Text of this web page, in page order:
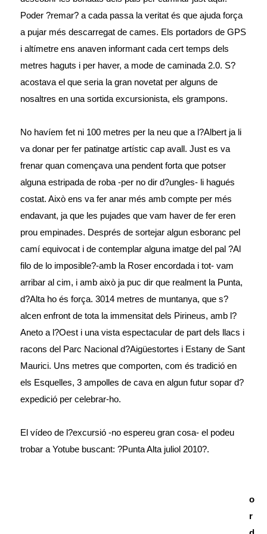
Poder ?remar? a cada passa la veritat és que ajuda força
a pujar més descarregat de cames. Els portadors de GPS
i altímetre ens anaven informant cada cert temps dels
metres haguts i per haver, a mode de caminada 2.0. S?
acostava el que seria la gran novetat per alguns de
nosaltres en una sortida excursionista, els grampons.
No havíem fet ni 100 metres per la neu que a l?Albert ja li
va donar per fer patinatge artístic cap avall. Just es va
frenar quan començava una pendent forta que potser
alguna estripada de roba -per no dir d?ungles- li hagués
costat. Això ens va fer anar més amb compte per més
endavant, ja que les pujades que vam haver de fer eren
prou empinades. Després de sortejar algun esboranc pel
camí equivocat i de contemplar alguna imatge del pal ?Al
filo de lo imposible?-amb la Roser encordada i tot- vam
arribar al cim, i amb això ja puc dir que realment la Punta,
d?Alta ho és força. 3014 metres de muntanya, que s?
alcen enfront de tota la immensitat dels Pirineus, amb l?
Aneto a l?Oest i una vista espectacular de part dels llacs i
racons del Parc Nacional d?Aigüestortes i Estany de Sant
Maurici. Uns metres que comporten, com és tradició en
els Esquelles, 3 ampolles de cava en algun futur sopar d?
expedició per celebrar-ho.
El vídeo de l?excursió -no espereu gran cosa- el podeu
trobar a Yotube buscant: ?Punta Alta juliol 2010?.
o
r